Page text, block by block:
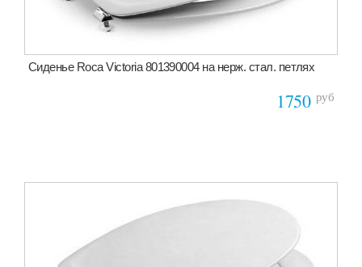
Сиденье Roca Victoria 801390004 на нерж. стал. петлях
1750 руб